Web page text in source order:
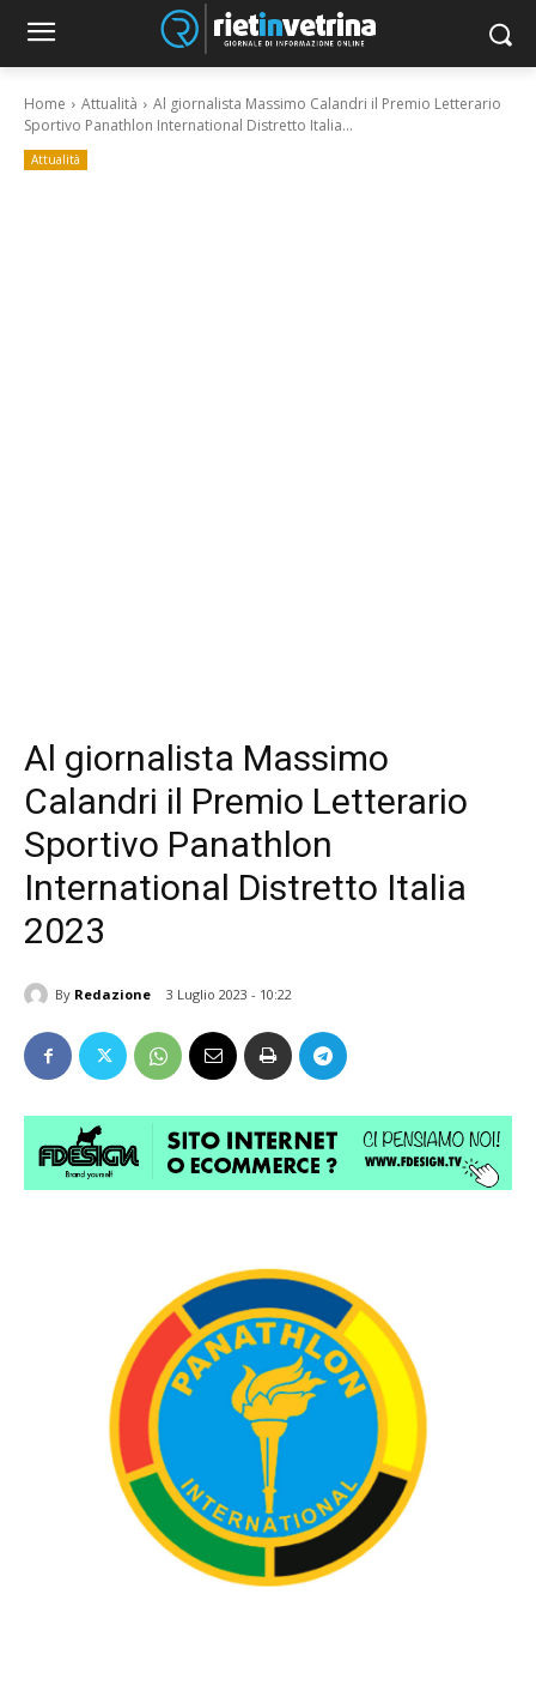
Home Attualità
Al giornalista Massimo Calandri il Premio Letterario
Sportivo Panathlon International Distretto Italia...
Attualità
Al giornalista Massimo
Calandri il Premio Letterario
Sportivo Panathlon
International Distretto Italia
2023
By Redazione 3 Luglio 2023 - 10:22